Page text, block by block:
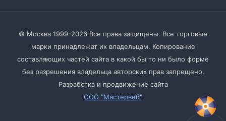
© Москва 1999-2026 Все права защищены. Все торговые
марки принадлежат их владельцам. Копирование
составляющих частей сайта в какой бы то ни было форме
без разрешения владельца авторских прав запрещено.
Разработка и продвижение сайта
ООО "Мастервеб"